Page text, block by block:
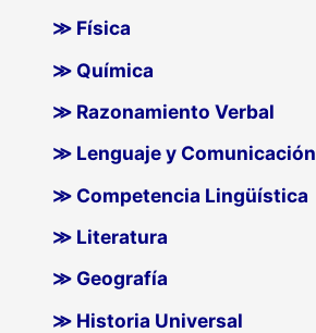
≫ Física
≫ Química
≫ Razonamiento Verbal
≫ Lenguaje y Comunicación
≫ Competencia Lingüística
≫ Literatura
≫ Geografía
≫ Historia Universal